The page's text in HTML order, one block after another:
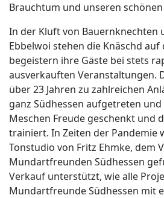
Brauchtum und unseren
In der Kluft von Bauernknechten
Ebbelwoi stehen die Knäschd auf
begeistern ihre Gäste bei stets
ausverkauften Veranstaltungen.
über 23 Jahren zu zahlreichen
ganz Südhessen aufgetreten und
Meschen Freude geschenkt und
trainiert. In Zeiten der Pandemie
Tonstudio von Fritz Ehmke, dem
Mundartfreunden Südhessen
Verkauf unterstützt, wie alle
Mundartfreunde Südhessen mit